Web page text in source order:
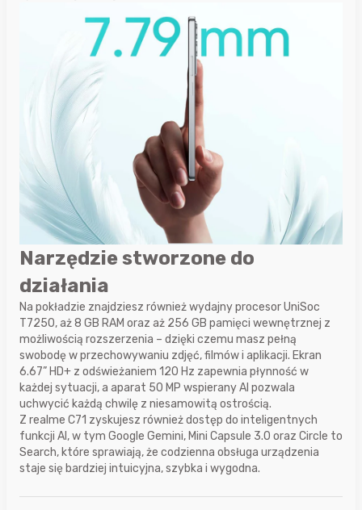
Narzędzie stworzone do
działania
Na pokładzie znajdziesz również wydajny procesor UniSoc
T7250, aż 8 GB RAM oraz aż 256 GB pamięci wewnętrznej z
możliwością rozszerzenia – dzięki czemu masz pełną
swobodę w przechowywaniu zdjęć, filmów i aplikacji. Ekran
6.67” HD+ z odświeżaniem 120 Hz zapewnia płynność w
każdej sytuacji, a aparat 50 MP wspierany AI pozwala
uchwycić każdą chwilę z niesamowitą ostrością.
Z realme C71 zyskujesz również dostęp do inteligentnych
funkcji AI, w tym Google Gemini, Mini Capsule 3.0 oraz Circle to
Search, które sprawiają, że codzienna obsługa urządzenia
staje się bardziej intuicyjna, szybka i wygodna.